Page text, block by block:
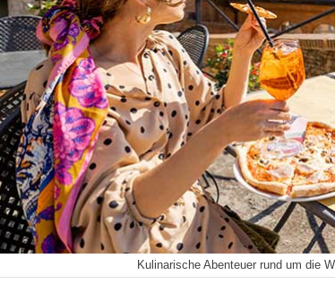
Kulinarische Abenteuer rund um die